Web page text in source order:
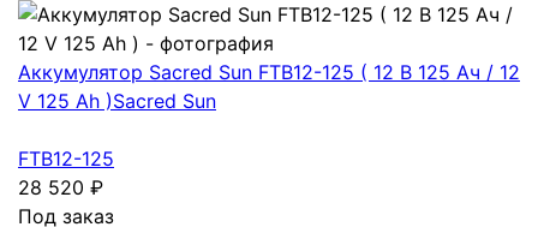
Аккумулятор Sacred Sun FTB12-125 ( 12 В 125 Ач / 12
V 125 Ah )Sacred Sun
FTB12-125
28 520 ₽
Под заказ